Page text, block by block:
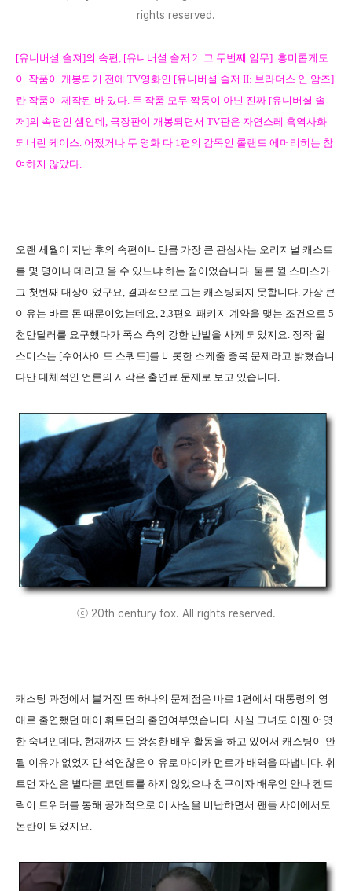
rights reserved.
[유니버셜 솔져]의 속편, [유니버셜 솔저 2: 그 두번째 임무]. 흥미롭게도
이 작품이 개봉되기 전에 TV영화인 [유니버셜 솔저 II: 브라더스 인 암즈]
란 작품이 제작된 바 있다. 두 작품 모두 짝퉁이 아닌 진짜 [유니버셜 솔
저]의 속편인 셈인데, 극장판이 개봉되면서 TV판은 자연스레 흑역사화
되버린 케이스. 어쨌거나 두 영화 다 1편의 감독인 롤랜드 에머리히는 참
여하지 않았다.
오랜 세월이 지난 후의 속편이니만큼 가장 큰 관심사는 오리지널 캐스트
를 몇 명이나 데리고 올 수 있느냐 하는 점이었습니다. 물론 윌 스미스가
그 첫번째 대상이었구요, 결과적으로 그는 캐스팅되지 못합니다. 가장 큰
이유는 바로 돈 때문이었는데요, 2,3편의 패키지 계약을 맺는 조건으로 5
천만달러를 요구했다가 폭스 측의 강한 반발을 사게 되었지요. 정작 윌
스미스는 [수어사이드 스쿼드]를 비롯한 스케줄 중복 문제라고 밝혔습니
다만 대체적인 언론의 시각은 출연료 문제로 보고 있습니다.
ⓒ 20th century fox. All rights reserved.
캐스팅 과정에서 불거진 또 하나의 문제점은 바로 1편에서 대통령의 영
애로 출연했던 메이 휘트먼의 출연여부였습니다. 사실 그녀도 이젠 어엿
한 숙녀인데다, 현재까지도 왕성한 배우 활동을 하고 있어서 캐스팅이 안
될 이유가 없었지만 석연찮은 이유로 마이카 먼로가 배역을 따냅니다. 휘
트먼 자신은 별다른 코멘트를 하지 않았으나 친구이자 배우인 안나 켄드
릭이 트위터를 통해 공개적으로 이 사실을 비난하면서 팬들 사이에서도
논란이 되었지요.